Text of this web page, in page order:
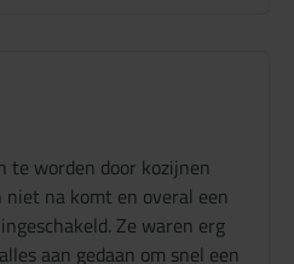
te worden door kozijnen
na komt en overal een
Ze waren erg
aan gedaan om snel een